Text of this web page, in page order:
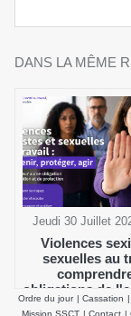
DANS LA MÊME
Jeudi 30 Juillet
Violences
sexuelles au
obligations de
et agir
Ordre du jour | Cassation |
Mission SSCT | Contact |